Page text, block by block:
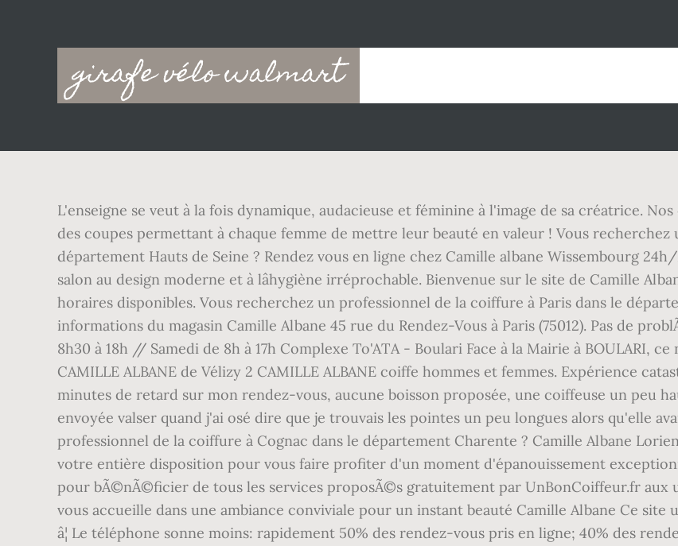
girafe vélo walmart
Main
navigation
L'enseigne se veut à la fois dynamique, audacieuse et féminine à l'image de sa créatrice.
des coupes permettant à chaque femme de mettre leur beauté en valeur ! Vous
département Hauts de Seine ? Rendez vous en ligne chez Camille albane Wissembourg
salon au design moderne et à lâhygiène irréprochable. Bienvenue sur le site de Camille
horaires disponibles. Vous recherchez un professionnel de la coiffure à Paris dans le
informations du magasin Camille Albane 45 rue du Rendez-Vous à Paris (75012). Pas de
8h30 à 18h // Samedi de 8h à 17h Complexe To'ATA - Boulari Face à la Mairie à BOULARI, ce
CAMILLE ALBANE de Vélizy 2 CAMILLE ALBANE coiffe hommes et femmes. Expérience
minutes de retard sur mon rendez-vous, aucune boisson proposée, une coiffeuse un peu
envoyée valser quand j'ai osé dire que je trouvais les pointes un peu longues alors qu'elle
professionnel de la coiffure à Cognac dans le département Charente ? Camille Albane
votre entière disposition pour vous faire profiter d'un moment d'épanouissement
pour bÃ©nÃ©ficier de tous les services proposÃ©s gratuitement par UnBonCoiffeur.fr aux
vous accueille dans une ambiance conviviale pour un instant beauté Camille Albane Ce site
â¦ Le téléphone sonne moins: rapidement 50% des rendez-vous pris en ligne; 40% des